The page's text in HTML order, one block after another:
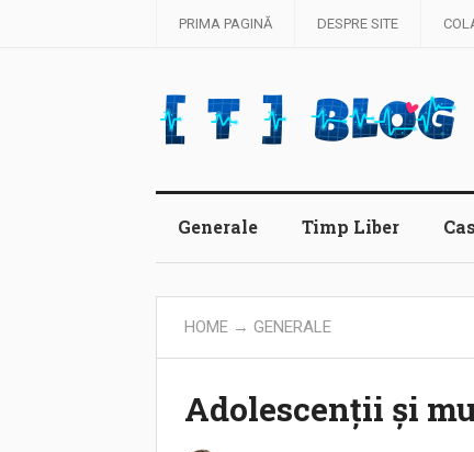
PRIMA PAGINĂ DESPRE SITE
Generale Timp Liber
HOME → GENERALE
Adolescenții și